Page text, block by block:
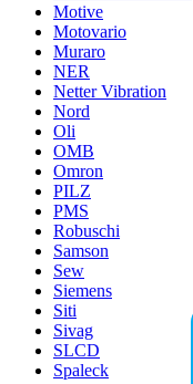
Motive
Motovario
Muraro
NER
Netter Vibration
Nord
Oli
OMB
Omron
PILZ
PMS
Robuschi
Samson
Sew
Siemens
Siti
Sivag
SLCD
Spaleck